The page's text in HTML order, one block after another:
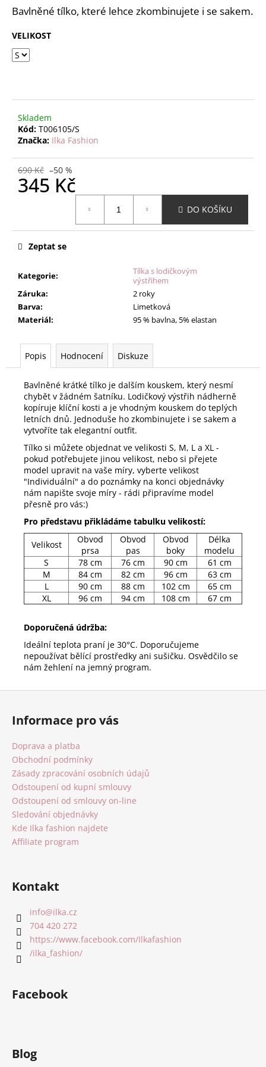
z
5
Bavlněné tílko, které lehce zkombinujete i se sakem.
VELIKOST
Skladem
Kód: T006105/S
Značka: Ilka Fashion
690 Kč –50 %
345 Kč
DO KOŠÍKU
Kategorie:
Tílka s lodičkovým
výstřihem
Záruka:
2 roky
Barva:
Limetková
Materiál: 95 % bavlna, 5% elastan
Zeptat se
Popis Hodnocení Diskuze
Bavlněné krátké tílko je dalším kouskem, který nesmí
chybět v žádném šatníku. Lodičkový výstřih nádherně
kopíruje klíční kosti a je vhodným kouskem do teplých
letních dnů. Jednoduše ho zkombinujete i se sakem a
vytvoříte tak elegantní outfit.
Tílko si můžete objednat ve velikosti S, M, L a XL -
pokud potřebujete jinou velikost, nebo si přejete
model upravit na vaše míry, vyberte velikost
"Individuální" a do poznámky na konci objednávky
nám napište svoje míry - rádi připravíme model
přesně pro vás:)
Pro představu přikládáme tabulku velikostí:
Velikost
Obvod
prsa
Obvod
pas
Obvod
boky
Délka
modelu
S
78 cm 76 cm 90 cm
61 cm
M
84 cm 82 cm 96 cm
63 cm
L
90 cm 88 cm 102 cm
65 cm
XL
96 cm 94 cm 108 cm 67 cm
Doporučená údržba:
Ideální teplota praní je 30°C. Doporučujeme
nepoužívat bělící prostředky ani sušičku. Osvědčilo se
nám žehlení na jemný program.
u
e
m
Z
Informace pro vás
Doprava a platba
Obchodní podmínky
Zásady zpracování osobních údajů
Odstoupení od kupní smlouvy
Odstoupení od smlouvy on-line
Sledování objednávky
Kde Ilka fashion najdete
Affiliate program
Kontakt
info@ilka.cz
704 420 272
https://www.facebook.com/Ilkafashion
/ilka_fashion/
Facebook
Blog